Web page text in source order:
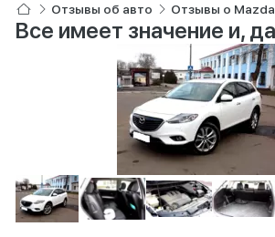
Отзывы об авто Отзывы о Mazda
Все имеет значение и,